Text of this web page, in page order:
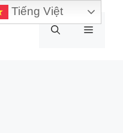
Menu
Tiếng Việt